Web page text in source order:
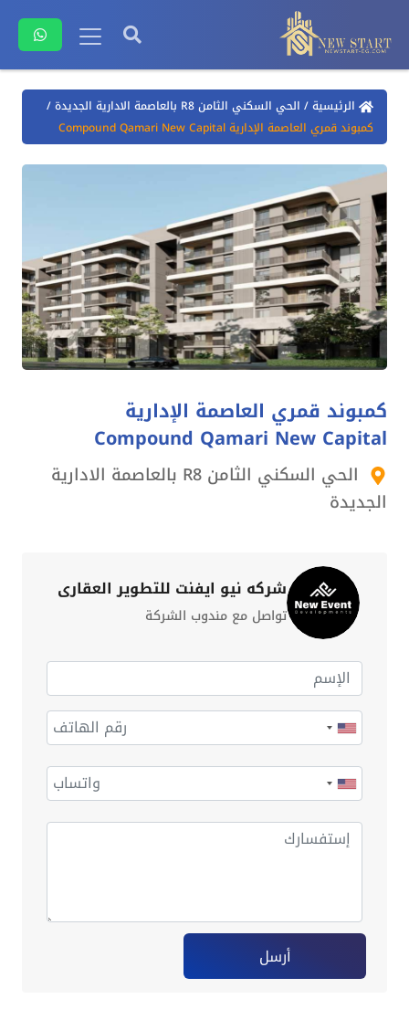
الرئيسية/ الحي السكني الثامن R8 بالعاصمة الادارية الجديدة
/
كمبوند قمري العاصمة الإدارية Compound Qamari New Capital
كمبوند قمري العاصمة الإدارية
Compound Qamari New Capital
الحي السكني الثامن R8 بالعاصمة الادارية
الجديدة
شركه نيو ايفنت للتطوير العقارى
تواصل مع مندوب الشركة
أرسل